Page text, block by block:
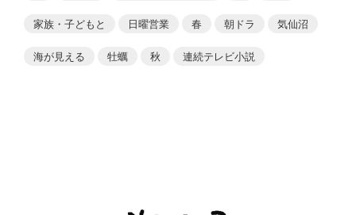
家族・子どもと 日曜営業 春 朝ドラ 気仙沼
海が見える 牡蠣 秋 連続テレビ小説